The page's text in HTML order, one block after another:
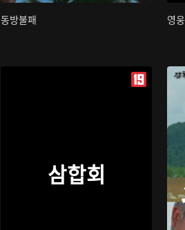
동방불패 영웅
삼합회